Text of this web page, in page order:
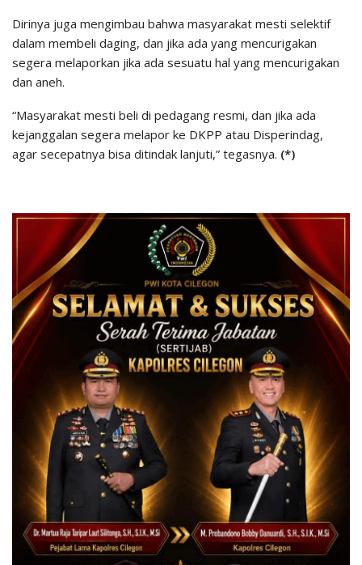
Dirinya juga mengimbau bahwa masyarakat mesti selektif
dalam membeli daging, dan jika ada yang mencurigakan
segera melaporkan jika ada sesuatu hal yang mencurigakan
dan aneh.
“Masyarakat mesti beli di pedagang resmi, dan jika ada
kejanggalan segera melapor ke DKPP atau Disperindag,
agar secepatnya bisa ditindak lanjuti,” tegasnya. (*)